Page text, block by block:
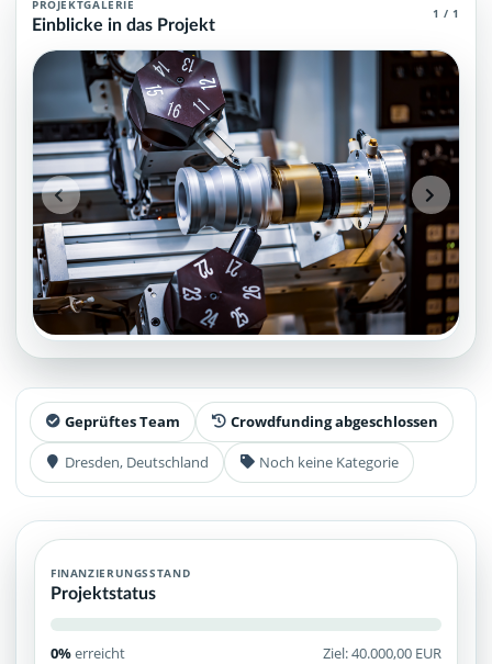
Metallverarbeitung Agent (MCP), die über grundlegendes und
Projektteam: SupraTix GmbH.
Historischer Finanzierungsstand: 0 EUR von 40.000,00 EUR.
Unterstützer:innen: 0. Erreicht: 0 Prozent.
Historisch veröffentlichte Unterstützungsoptionen: 5.
Aktiver Seitenabschnitt: information.
Qualitätssicherung: Kanonische URL, Robots-Angaben,
PROJEKTGALERIE
Einblicke in das Projekt 1 / 1
Geprüftes Team Crowdfunding abgeschlossen
Dresden, Deutschland Noch keine Kategorie
FINANZIERUNGSSTAND
Projektstatus
0%erreicht Ziel: 40.000,00 EUR